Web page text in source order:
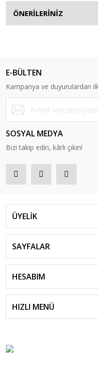
ÖNERİLERİNİZ
E-BÜLTEN
Kampanya ve duyurulardan
SOSYAL MEDYA
Bizi takip edin, kârlı çıkın!
ÜYELİK
SAYFALAR
HESABIM
HIZLI MENÜ